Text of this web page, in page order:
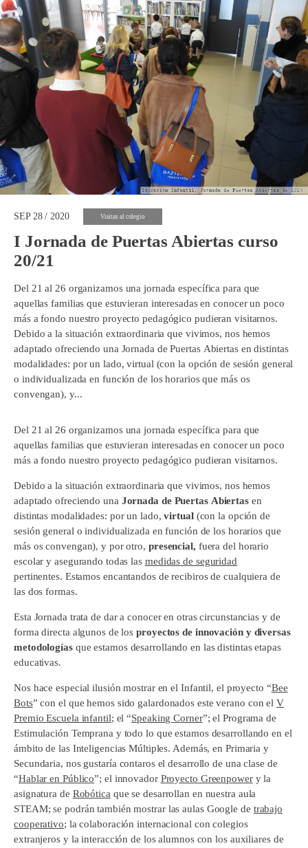
SEP 28 / 2020 Visitas al colegio
I Jornada de Puertas Abiertas curso
20/21
Del 21 al 26 organizamos una jornada específica para que
aquellas familias que estuvieran interesadas en conocer un poco
más a fondo nuestro proyecto pedagógico pudieran visitarnos.
Debido a la situación extraordinaria que vivimos, nos hemos
adaptado ofreciendo una Jornada de Puertas Abiertas en distintas
modalidades: por un lado, virtual (con la opción de sesión general
o individualizada en función de los horarios que más os
convengan), y...
Del 21 al 26 organizamos una jornada específica para que
aquellas familias que estuvieran interesadas en conocer un poco
más a fondo nuestro proyecto pedagógico pudieran visitarnos.
Debido a la situación extraordinaria que vivimos, nos hemos
adaptado ofreciendo una Jornada de Puertas Abiertasen
distintas modalidades: por un lado,virtual(con la opción de
sesión general o individualizada en función de los horarios que
más os convengan), y por otro, presencial, fuera del horario
escolar y asegurando todas las medidas de seguridad
pertinentes. Estamos encantandos de recibiros de cualquiera de
las dos formas.
Esta Jornada trata de dar a conocer en otras circunstancias y de
forma directa algunos de losproyectos de innovación y diversas
metodologíasque estamos desarrollando en las distintas etapas
educativas.
Nos hace especial ilusión mostrar en el Infantil, el proyecto “Bee
Bots” con el que hemos sido galardonados este verano con elV
Premio Escuela infantil; el “Speaking Corner”; el Programa de
Estimulación Temprana y todo lo que estamos desarrollando en el
ámbito de las Inteligencias Múltiples. Además, en Primaria y
Secundaria, nos gustaría contaros el desarrollo de una clase de
“Hablar en Público”; el innovador Proyecto Greenpowery la
asignatura de Robóticaque se desarrollan en nuestra aula
STEAM; se podrán también mostrar las aulas Google de trabajo
cooperativo; la colaboración internacional con colegios
extranjeros y la interacción de los alumnos con los auxiliares de